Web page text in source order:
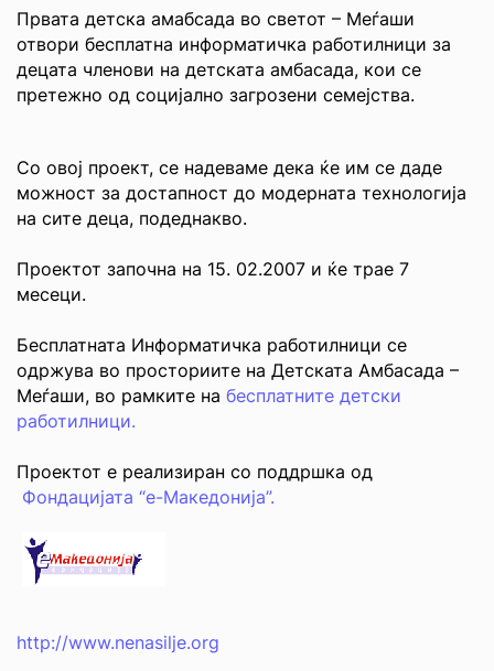
Првата детска амабсада во светот – Меѓаши
отвори бесплатна информатичка работилници за
децата членови на детската амбасада, кои се
претежно од социјално загрозени семејства.
Со овој проект, се надеваме дека ќе им се даде
можност за достапност до модерната технологија
на сите деца, подеднакво.
Проектот започна на 15. 02.2007 и ќе трае 7
месеци.
Бесплатната Информатичка работилници се
одржува во просториите на Детската Амбасада –
Меѓаши, во рамките на бесплатните детски
работилници.
Проектот е реализиран со поддршка од
Фондацијата “е-Македонија”.
http://www.nenasilje.org